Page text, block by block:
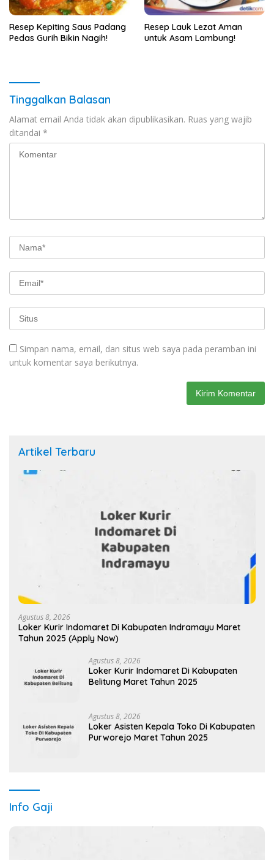
Resep Kepiting Saus Padang
Pedas Gurih Bikin Nagih!
Resep Lauk Lezat Aman
untuk Asam Lambung!
Tinggalkan Balasan
Alamat email Anda tidak akan dipublikasikan. Ruas yang wajib
ditandai *
Simpan nama, email, dan situs web saya pada peramban ini
untuk komentar saya berikutnya.
Artikel Terbaru
Agustus 8, 2026
Loker Kurir Indomaret Di Kabupaten Indramayu Maret
Tahun 2025 (Apply Now)
Agustus 8, 2026
Loker Kurir Indomaret Di Kabupaten
Belitung Maret Tahun 2025
Agustus 8, 2026
Loker Asisten Kepala Toko Di Kabupaten
Purworejo Maret Tahun 2025
Info Gaji